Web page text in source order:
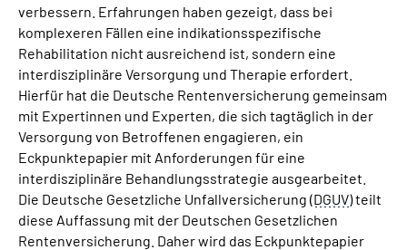
verbessern. Erfahrungen haben gezeigt, dass bei
komplexeren Fällen eine indikationsspezifische
Rehabilitation nicht ausreichend ist, sondern eine
interdisziplinäre Versorgung und Therapie erfordert.
Hierfür hat die Deutsche Rentenversicherung gemeinsam
mit Expertinnen und Experten, die sich tagtäglich in der
Versorgung von Betroffenen engagieren, ein
Eckpunktepapier mit Anforderungen für eine
interdisziplinäre Behandlungsstrategie ausgearbeitet.
Die Deutsche Gesetzliche Unfallversicherung (DGUV) teilt
diese Auffassung mit der Deutschen Gesetzlichen
Rentenversicherung. Daher wird das Eckpunktepapier